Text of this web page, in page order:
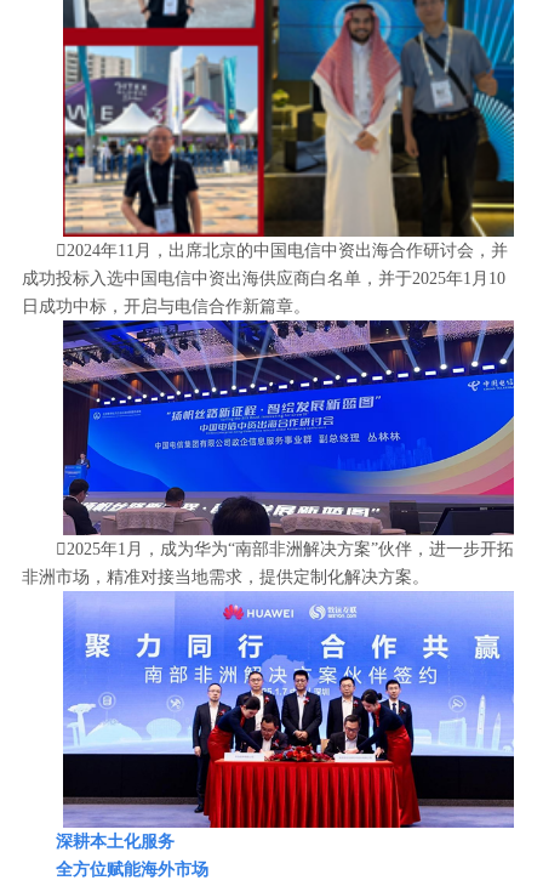
2024年11月，出席北京的中国电信中资出海合作研讨会，并
成功投标入选中国电信中资出海供应商白名单，并于2025年1月10
日成功中标，开启与电信合作新篇章。
2025年1月，成为华为“南部非洲解决方案”伙伴，进一步开拓
非洲市场，精准对接当地需求，提供定制化解决方案。
深耕本土化服务
全方位赋能海外市场